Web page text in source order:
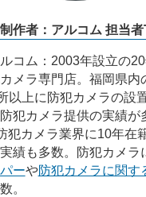
作者：アルコム 担当者
コム：2003年設立の
メラ専門店。福岡県内
以上に防犯カメラの設
犯カメラ提供の実績が
犯カメラ業界に10年在
績も多数。防犯カメラ
ーや防犯カメラに関す
。